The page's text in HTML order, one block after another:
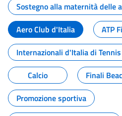
Sostegno alla maternità delle
Aero Club d'Italia
ATP
Internazionali d'Italia di
Calcio
Finali
Promozione sportiva